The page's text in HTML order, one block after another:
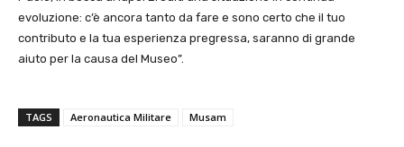
evoluzione: c’è ancora tanto da fare e sono certo che il tuo
contributo e la tua esperienza pregressa, saranno di grande
aiuto per la causa del Museo”.
TAGS Aeronautica Militare Musam